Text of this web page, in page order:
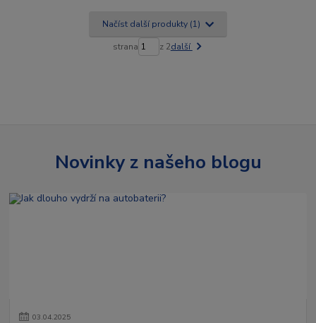
Načíst další produkty (1)
strana z 2další
Novinky z našeho blogu
03.04.2025